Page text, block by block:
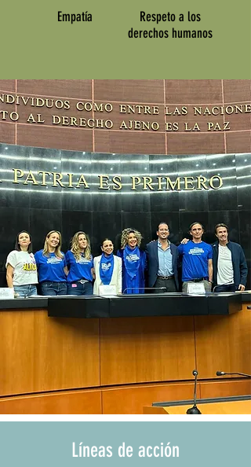
Empatía
Respeto a los
derechos humanos
Líneas de acción